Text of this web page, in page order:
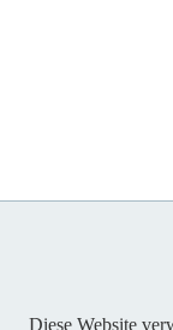
Diese Website